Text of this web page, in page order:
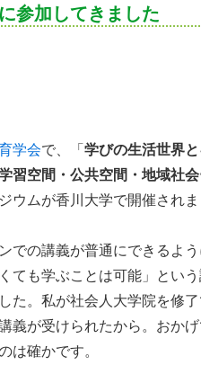
参加してきました
学会で、「学びの生活世界と
習空間・公共空間・地域社
ウムが香川大学で開催されま
での講義が普通にできるよ
ても学ぶことは可能」とい
た。私が社会人大学院を修了
義が受けられたから。おかげ
は確かです。